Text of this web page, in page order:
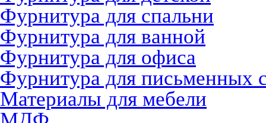
Фурнитура для спальни
Фурнитура для ванной
Фурнитура для офиса
Фурнитура для письменных
Материалы для мебели